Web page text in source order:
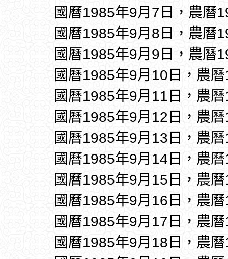
國曆1985年9月7日，農曆
國曆1985年9月8日，農曆
國曆1985年9月9日，農曆
國曆1985年9月10日，農
國曆1985年9月11日，農
國曆1985年9月12日，農
國曆1985年9月13日，農
國曆1985年9月14日，農
國曆1985年9月15日，農
國曆1985年9月16日，農
國曆1985年9月17日，農
國曆1985年9月18日，農